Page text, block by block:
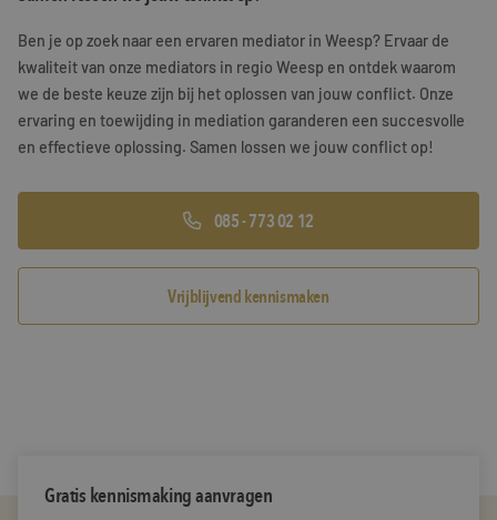
Training & Leiderschap
Referenties
Blogs
Documenten
Ben je op zoek naar een ervaren mediator in Weesp? Ervaar de
kwaliteit van onze mediators in regio Weesp en ontdek waarom
we de beste keuze zijn bij het oplossen van jouw conflict. Onze
ervaring en toewijding in mediation garanderen een succesvolle
en effectieve oplossing. Samen lossen we jouw conflict op!
085 - 773 02 12
Vrijblijvend kennismaken
Gratis kennismaking aanvragen